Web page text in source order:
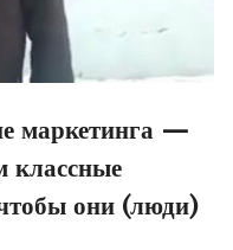
маркетинга —
классные
они (люди)